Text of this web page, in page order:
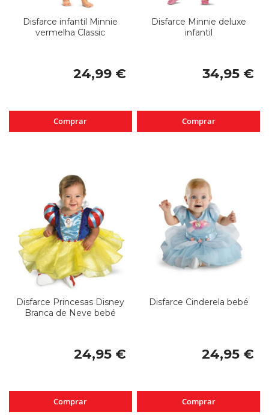
Disfarce infantil Minnie
vermelha Classic
24,99 €
Comprar
Disfarce Minnie deluxe
infantil
34,95 €
Comprar
Disfarce Princesas Disney
Branca de Neve bebé
24,95 €
Comprar
Disfarce Cinderela bebé
24,95 €
Comprar